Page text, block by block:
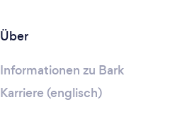
Über
Informationen zu Bark
Karriere (englisch)